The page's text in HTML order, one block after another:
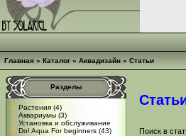
Главная » Каталог » Аквадизайн » Статьи
Разделы
Растения (4)
Аквариумы (3)
Установка и обслуживание
Do! Aqua For beginners (43)
Поиск в